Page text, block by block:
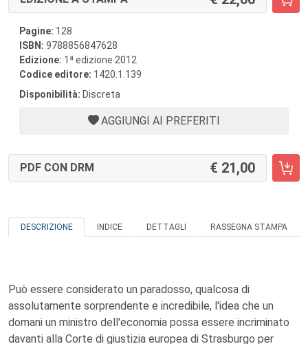
Pagine: 128
ISBN: 9788856847628
Edizione: 1 a edizione 2012
Codice editore: 1420.1.139
Disponibilità: Discreta
AGGIUNGI AI PREFERITI
PDF CON DRM 21,00
DESCRIZIONE INDICE DETTAGLI RASSEGNA STAMPA
Può essere considerato un paradosso, qualcosa di
assolutamente sorprendente e incredibile, l'idea che un
domani un ministro dell'economia possa essere incriminato
davanti alla Corte di giustizia europea di Strasburgo per